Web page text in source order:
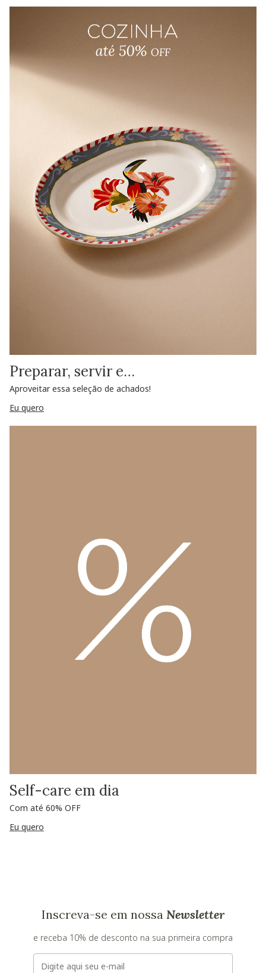
Preparar, servir e…
Aproveitar essa seleção de achados!
Eu quero
Self-care em dia
Com até 60% OFF
Eu quero
Inscreva-se em nossa Newsletter
e receba 10% de desconto na sua primeira compra
E-mail